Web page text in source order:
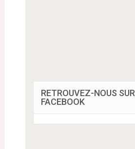
RETROUVEZ-NOUS SUR
FACEBOOK